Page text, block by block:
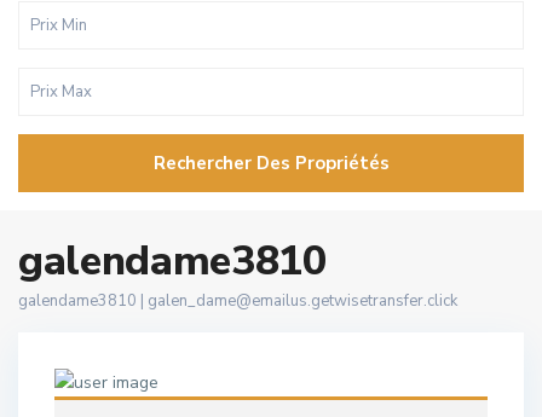
Rechercher Des Propriétés
galendame3810
galendame3810 | galen_dame@emailus.getwisetransfer.click